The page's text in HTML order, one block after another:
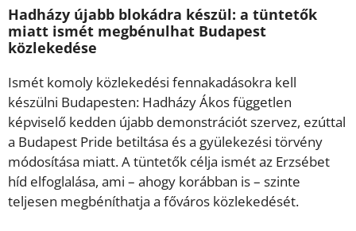
Hadházy újabb blokádra készül: a tüntetők
miatt ismét megbénulhat Budapest
közlekedése
Ismét komoly közlekedési fennakadásokra kell
készülni Budapesten: Hadházy Ákos független
képviselő kedden újabb demonstrációt szervez, ezúttal
a Budapest Pride betiltása és a gyülekezési törvény
módosítása miatt. A tüntetők célja ismét az Erzsébet
híd elfoglalása, ami – ahogy korábban is – szinte
teljesen megbéníthatja a főváros közlekedését.